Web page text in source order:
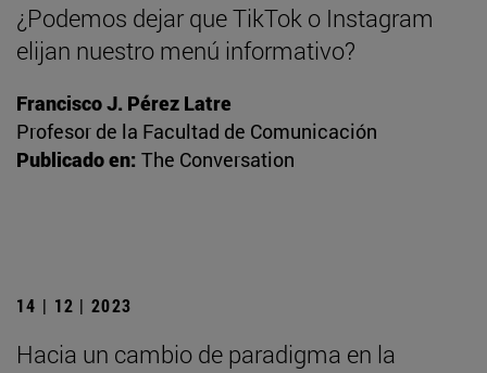
¿Podemos dejar que TikTok o Instagram
elijan nuestro menú informativo?
Francisco J. Pérez Latre
Profesor de la Facultad de Comunicación
Publicado en: The Conversation
14 | 12 | 2023
Hacia un cambio de paradigma en la